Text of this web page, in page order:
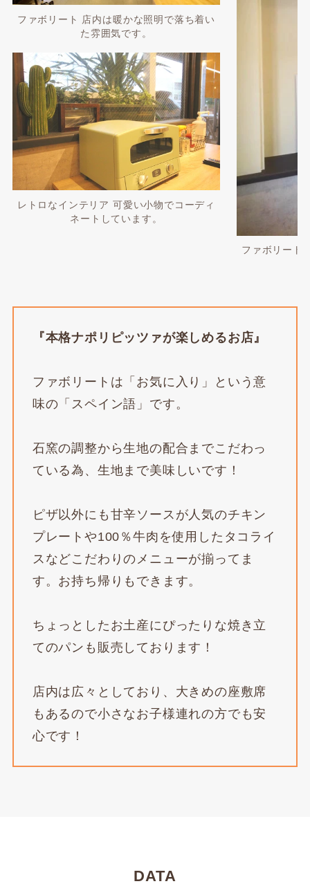
ファボリート 店内は暖かな照明で落ち着い
た雰囲気です。
レトロなインテリア 可愛い小物でコーディ
ネートしています。
ファボリート
『本格ナポリピッツァが楽しめるお店』
ファボリートは「お気に入り」という意
味の「スペイン語」です。​
石窯の調整から生地の配合までこだわっ
ている為、生地まで美味しいです！
ピザ以外にも甘辛ソースが人気のチキン
プレートや100％牛肉を使用したタコライ
スなどこだわりのメニューが揃ってま
す。お持ち帰りもできます。
ちょっとしたお土産にぴったりな焼き立
てのパンも販売しております！
店内は広々としており、大きめの座敷席
もあるので小さなお子様連れの方でも安
心です！
DATA